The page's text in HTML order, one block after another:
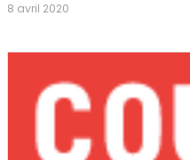
8 avril 2020